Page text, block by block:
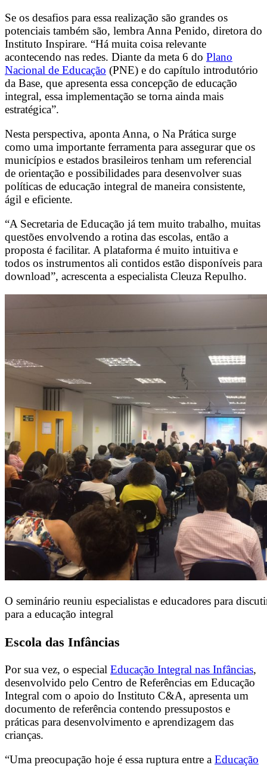
Se os desafios para essa realização são grandes os
potenciais também são, lembra Anna Penido, diretora do
Instituto Inspirare. “Há muita coisa relevante
acontecendo nas redes. Diante da meta 6 do Plano
Nacional de Educação (PNE) e do capítulo introdutório
da Base, que apresenta essa concepção de educação
integral, essa implementação se torna ainda mais
estratégica”.
Nesta perspectiva, aponta Anna, o Na Prática surge
como uma importante ferramenta para assegurar que os
municípios e estados brasileiros tenham um referencial
de orientação e possibilidades para desenvolver suas
políticas de educação integral de maneira consistente,
ágil e eficiente.
“A Secretaria de Educação já tem muito trabalho, muitas
questões envolvendo a rotina das escolas, então a
proposta é facilitar. A plataforma é muito intuitiva e
todos os instrumentos ali contidos estão disponíveis para
download”, acrescenta a especialista Cleuza Repulho.
O seminário reuniu especialistas e educadores para
para a educação integral
Escola das Infâncias
Por sua vez, o especial Educação Integral nas Infâncias,
desenvolvido pelo Centro de Referências em Educação
Integral com o apoio do Instituto C&A, apresenta um
documento de referência contendo pressupostos e
práticas para desenvolvimento e aprendizagem das
crianças.
“Uma preocupação hoje é essa ruptura entre a Educação